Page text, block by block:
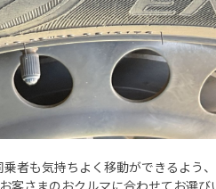
者も気持ちよく移動ができるよう